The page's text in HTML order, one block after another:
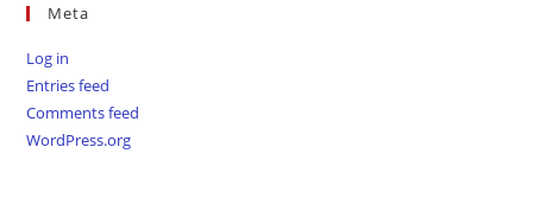
Meta
Log in
Entries feed
Comments feed
WordPress.org